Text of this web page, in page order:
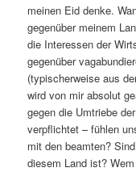
meinen Eid denke.
gegenüber meinem
die Interessen der
gegenüber
(typischerweise aus
wird von mir absolut
gegen die Umtriebe
verpflichtet – fühlen
mit den beamten?
diesem Land ist?